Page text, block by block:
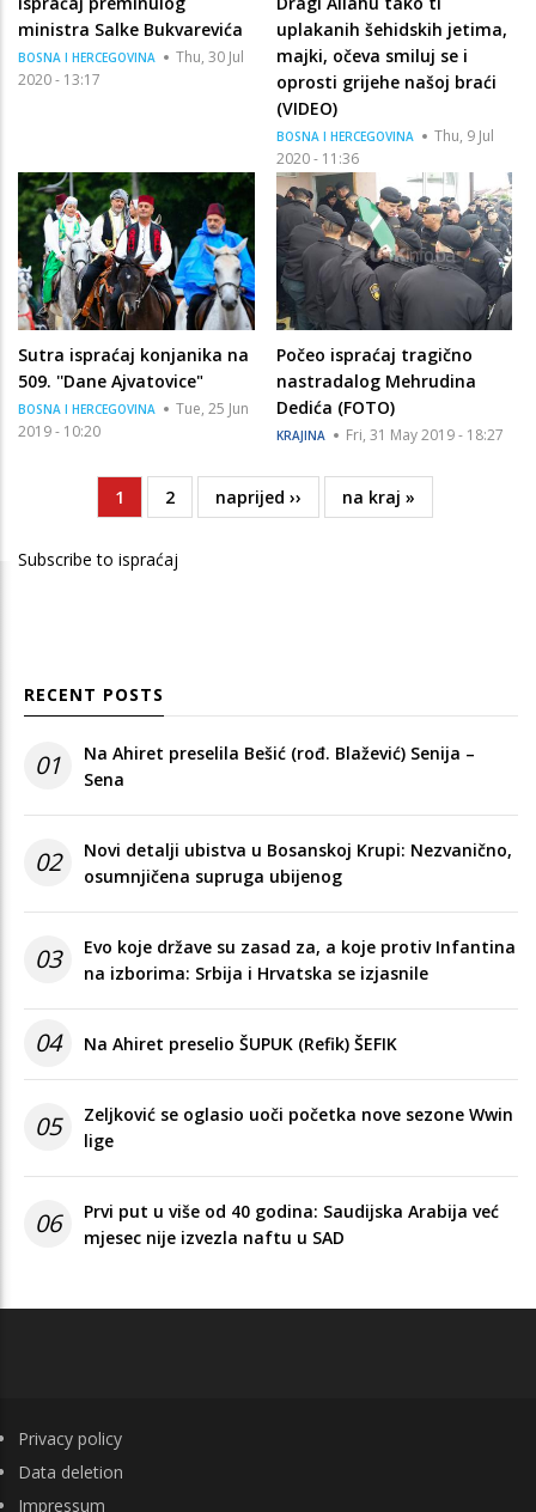
ministra Salke Bukvarevića
BOSNA I HERCEGOVINA
Thu, 30 Jul
2020 - 13:17
uplakanih šehidskih jetima,
majki, očeva smiluj se i
oprosti grijehe našoj braći
(VIDEO)
BOSNA I HERCEGOVINA
Thu, 9 Jul
2020 - 11:36
Sutra ispraćaj konjanika na
509. ''Dane Ajvatovice"
BOSNA I HERCEGOVINA
Tue, 25 Jun
2019 - 10:20
Počeo ispraćaj tragično
nastradalog Mehrudina
Dedića (FOTO)
KRAJINA Fri, 31 May 2019 - 18:27
PaginationCurrent
page
1 Page
2
Next
page
naprijed ››
Last
page
na kraj »
Subscribe to ispraćaj
RECENT POSTS
01
Na Ahiret preselila Bešić (rođ. Blažević) Senija –
Sena
02
Novi detalji ubistva u Bosanskoj Krupi: Nezvanično,
osumnjičena supruga ubijenog
03
Evo koje države su zasad za, a koje protiv Infantina
na izborima: Srbija i Hrvatska se izjasnile
04 Na Ahiret preselio ŠUPUK (Refik) ŠEFIK
05
Zeljković se oglasio uoči početka nove sezone Wwin
lige
06
Prvi put u više od 40 godina: Saudijska Arabija već
mjesec nije izvezla naftu u SAD
FOOTER
Privacy policy
Data deletion
Impressum